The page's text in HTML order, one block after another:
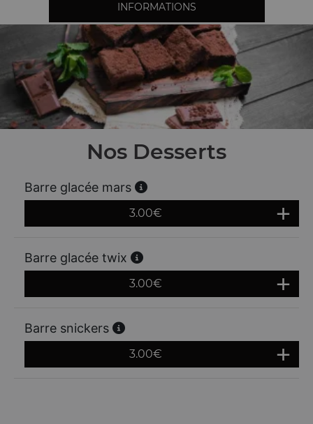
INFORMATIONS
Nos Desserts
Barre glacée mars
3.00€
Barre glacée twix
3.00€
Barre snickers
3.00€